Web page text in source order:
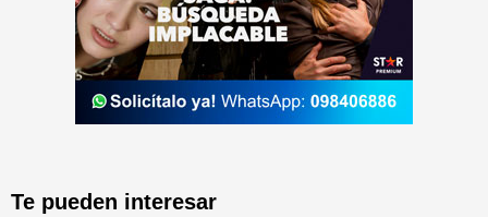
Te pueden interesar